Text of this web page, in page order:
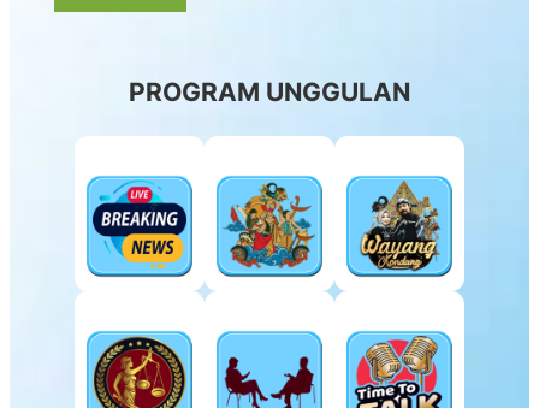
PROGRAM UNGGULAN